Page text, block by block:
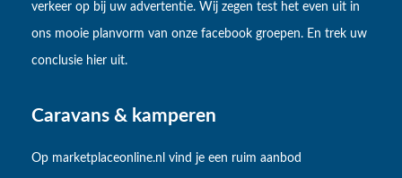
verkeer op bij uw advertentie. Wij zegen test het even uit in
ons mooie planvorm van onze facebook groepen. En trek uw
conclusie hier uit.
Caravans & kamperen
Op marketplaceonline.nl vind je een ruim aanbod